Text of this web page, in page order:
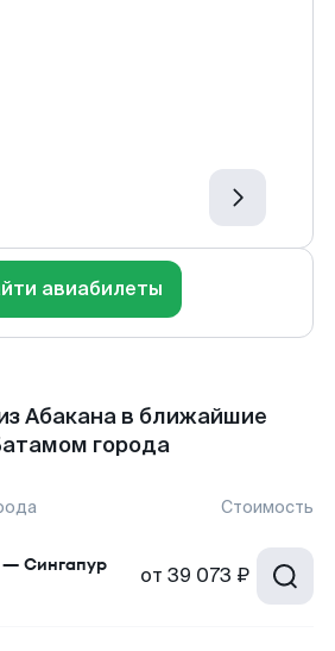
авиабилеты
Абакана в ближайшие
города
Стоимость
— Сингапур от 39 073 ₽